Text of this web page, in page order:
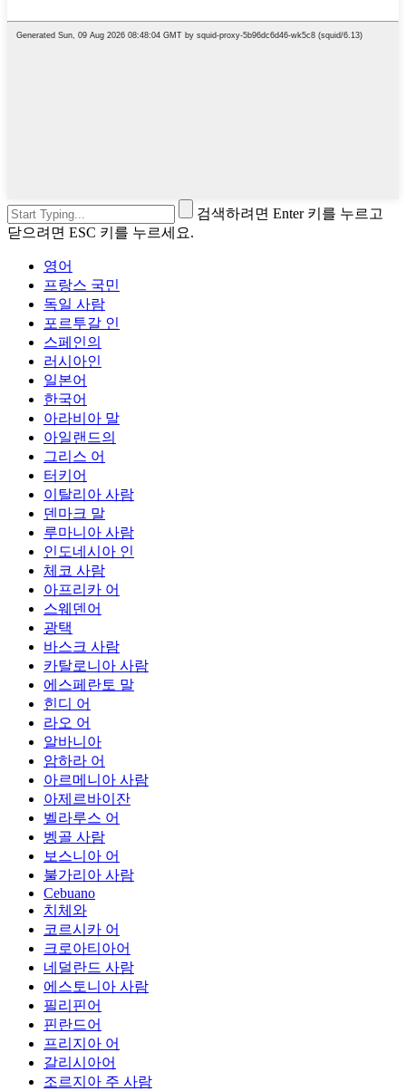
검색하려면 Enter 키를 누르고
닫으려면 ESC 키를 누르세요.
영어
프랑스 국민
독일 사람
포르투갈 인
스페인의
러시아인
일본어
한국어
아라비아 말
아일랜드의
그리스 어
터키어
이탈리아 사람
덴마크 말
루마니아 사람
인도네시아 인
체코 사람
아프리카 어
스웨덴어
광택
바스크 사람
카탈로니아 사람
에스페란토 말
힌디 어
라오 어
알바니아
암하라 어
아르메니아 사람
아제르바이잔
벨라루스 어
벵골 사람
보스니아 어
불가리아 사람
Cebuano
치체와
코르시카 어
크로아티아어
네덜란드 사람
에스토니아 사람
필리핀어
핀란드어
프리지아 어
갈리시아어
조르지아 주 사람